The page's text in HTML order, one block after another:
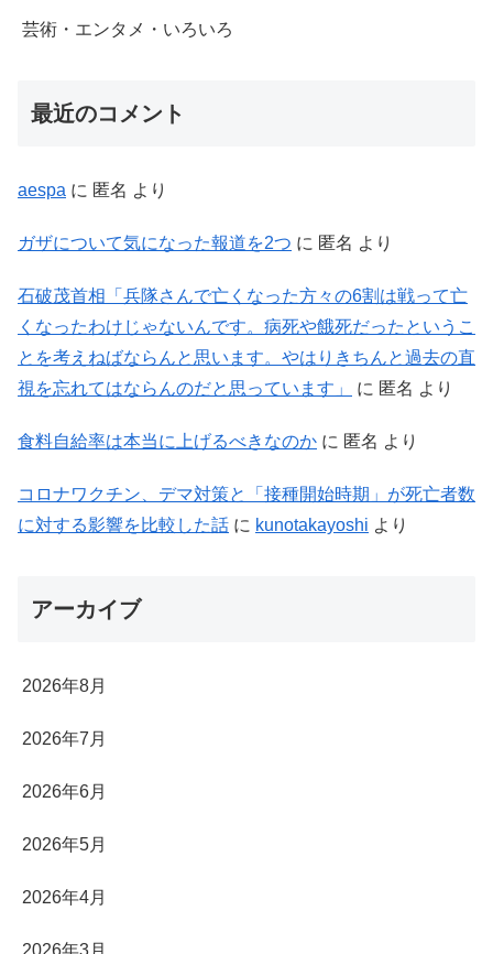
芸術・エンタメ・いろいろ
最近のコメント
aespa に 匿名 より
ガザについて気になった報道を2つ に 匿名 より
石破茂首相「兵隊さんで亡くなった方々の6割は戦って亡
くなったわけじゃないんです。病死や餓死だったというこ
とを考えねばならんと思います。やはりきちんと過去の直
視を忘れてはならんのだと思っています」
に 匿名 より
食料自給率は本当に上げるべきなのか に 匿名 より
コロナワクチン、デマ対策と「接種開始時期」が死亡者数
に対する影響を比較した話 に kunotakayoshi より
アーカイブ
2026年8月
2026年7月
2026年6月
2026年5月
2026年4月